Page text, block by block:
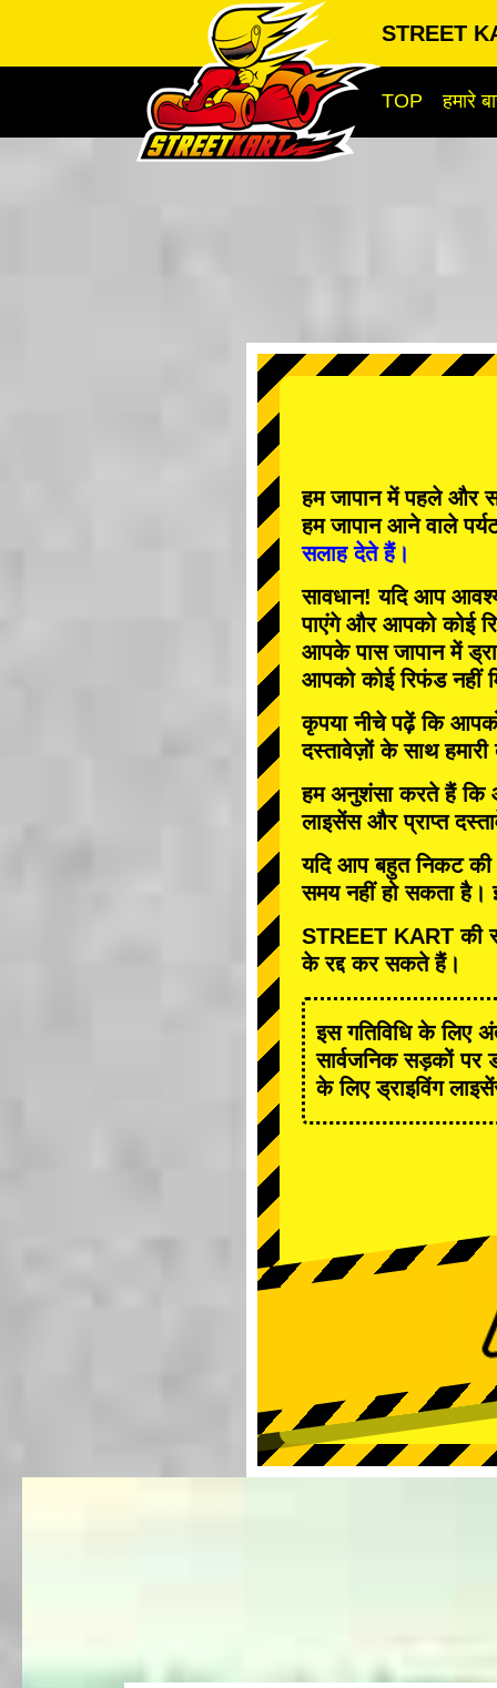
STREET
TOP हमारे
हम जापान मेंपहलेऔर
हम जापान आने वाले
सलाह देते हैं।
सावधान! यदि आप
पाएंगे और आपको कोई
आपके पास जापान में
आपको कोई रिफंड नहीं
कृपया नीचे पढ़ें कि
दस्तावेज़ों के साथ
हम अनुशंसा करते हैं कि
लाइसेंस और प्राप्त
यदि आप बहुत निकट की
समय नहीं हो सकता है।
STREET KART की
के रद्द कर सकते हैं।
इस गतिविधि के लिए
सार्वजनिक सड़कों पर
के लिए ड्राइविंग